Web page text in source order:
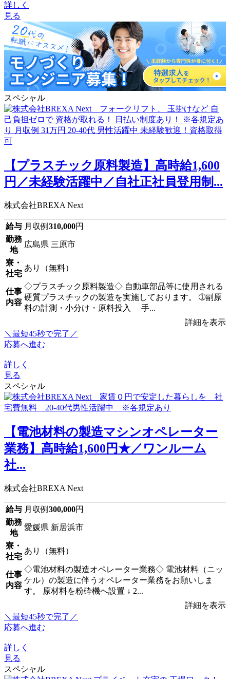
詳しく
見る
スペシャル
【プラスチック原料製造】高時給1,600
円／未経験活躍中／自社正社員登用制...
株式会社BREXA Next
給与 月収例 310,000円
勤務
地
広島県 三原市
寮・
社宅
あり（無料）
仕事
内容
◇プラスチック原料製造◇ 自動車部品等に使用される
硬質プラスチックの製造を実施しております。 ➀副原
料の計測・小分け・原料投入 手...
詳細を表示
＼最短45秒で完了／
応募へ進む
詳しく
見る
スペシャル
【電池材料の製造マシンオペレーター
業務】高時給1,600円★／ワンルーム
社...
株式会社BREXA Next
給与 月収例 300,000円
勤務
地
愛媛県 新居浜市
寮・
社宅
あり（無料）
仕事
内容
◇電池材料の製造オペレーター業務◇ 電池材料（ニッ
ケル）の製造に伴うオペレーター業務をお願いしま
す。 原材料を粉砕機へ設置 ↓ 2...
詳細を表示
＼最短45秒で完了／
応募へ進む
詳しく
見る
スペシャル